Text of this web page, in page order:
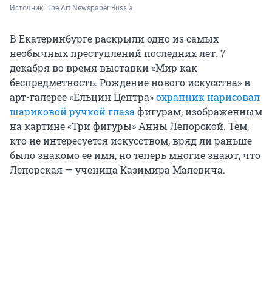
Источник: The Art Newspaper Russia
В Екатеринбурге раскрыли одно из самых
необычных преступлений последних лет. 7
декабря во время выставки «Мир как
беспредметность. Рождение нового искусства» в
арт-галерее «Ельцин Центра»охранник нарисовал
шариковой ручкой глазафигурам, изображенным
на картине «Три фигуры» Анны Лепорской. Тем,
кто не интересуется искусством, вряд ли раньше
было знакомо ее имя, но теперь многие знают, что
Лепорская — ученица Казимира Малевича.